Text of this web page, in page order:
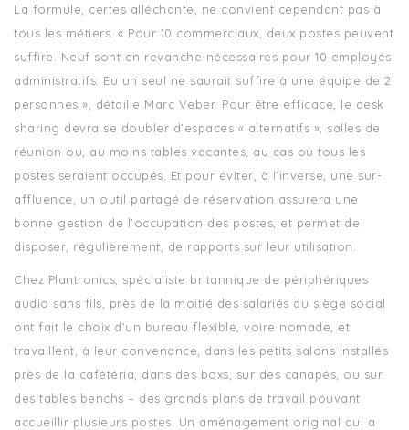
La formule, certes alléchante, ne convient cependant pas à
tous les métiers. « Pour 10 commerciaux, deux postes peuvent
suffire. Neuf sont en revanche nécessaires pour 10 employés
administratifs. Eu un seul ne saurait suffire à une équipe de 2
personnes », détaille Marc Veber. Pour être efficace, le desk
sharing devra se doubler d’espaces « alternatifs », salles de
réunion ou, au moins tables vacantes, au cas où tous les
postes seraient occupés. Et pour éviter, à l’inverse, une sur-
affluence, un outil partagé de réservation assurera une
bonne gestion de l’occupation des postes, et permet de
disposer, régulièrement, de rapports sur leur utilisation.
Chez Plantronics, spécialiste britannique de périphériques
audio sans fils, près de la moitié des salariés du siège social
ont fait le choix d’un bureau flexible, voire nomade, et
travaillent, à leur convenance, dans les petits salons installés
près de la cafétéria, dans des boxs, sur des canapés, ou sur
des tables benchs – des grands plans de travail pouvant
accueillir plusieurs postes. Un aménagement original qui a